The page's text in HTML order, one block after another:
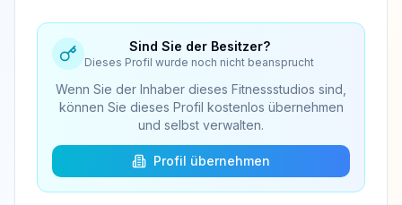
Sind Sie der Besitzer?
Dieses Profil wurde noch nicht beansprucht
Wenn Sie der Inhaber dieses Fitnessstudios sind,
können Sie dieses Profil kostenlos übernehmen
und selbst verwalten.
Profil übernehmen